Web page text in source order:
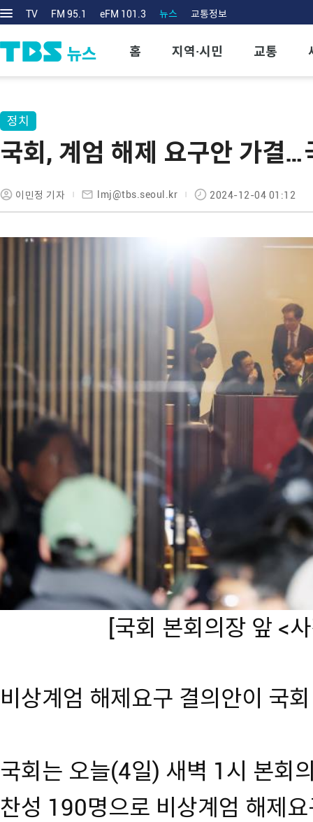
TV FM 95.1 eFM 101.3 뉴스 교통정보
홈 지역·시민 교통
정치
국회, 계엄 해제 요구안 가결
이민정 기자 lmj@tbs.seoul.kr 2024-12-04 01:12
[국회 본회의장 앞 <
비상계엄 해제요구 결의안이 국
국회는 오늘(4일) 새벽 1시 본회
찬성 190명으로 비상계엄 해제